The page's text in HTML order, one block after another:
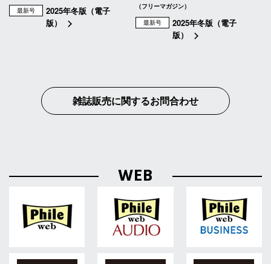
最新号
2025年冬版（電子
版）
（フリーマガジン）
最新号
2025年冬版（電子
版）
雑誌販売に関するお問合わせ
WEB